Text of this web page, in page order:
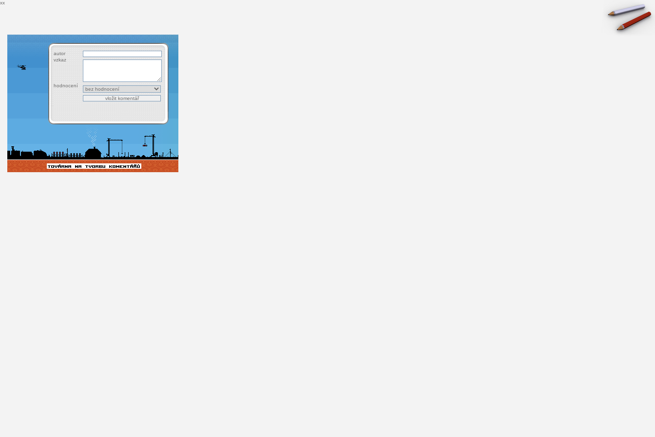
xx
autor
vzkaz
hodnocení